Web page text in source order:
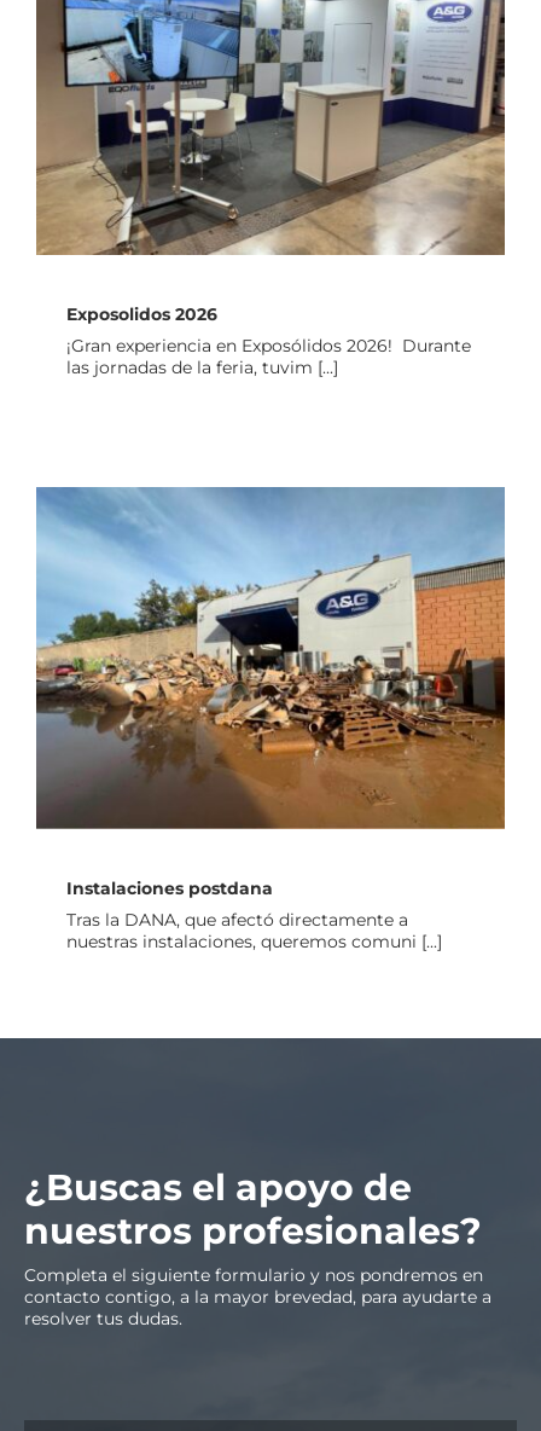
Exposolidos 2026
Exposolidos 2026
¡Gran experiencia en Exposólidos 2026! Durante
las jornadas de la feria, tuvim [...]
Instalaciones postdana
Instalaciones postdana
Tras la DANA, que afectó directamente a
nuestras instalaciones, queremos comuni [...]
¿Buscas el apoyo de
nuestros profesionales?
Completa el siguiente formulario y nos pondremos en
contacto contigo, a la mayor brevedad, para ayudarte a
resolver tus dudas.